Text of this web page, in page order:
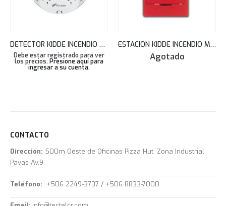
DETECTOR KIDDE INCENDIO DE HUMO Y MONOXIDO DE CARBONO DOBLE TECNOLOGIA DIRECCIONABLE KI-OSCD
Debe estar registrado para ver
los precios. Presione aquí para
ingresar a su cuenta.
ESTACION KIDDE INCENDIO MANUAL DE ALARMA DE FUEGO DOBLE ACCION GSA-M278
Agotado
CONTACTO
Dirección: 500m Oeste de Oficinas Pizza Hut, Zona Industrial
Pavas Av.9
Teléfono: +506 2249-3737 / +506 8833-7000